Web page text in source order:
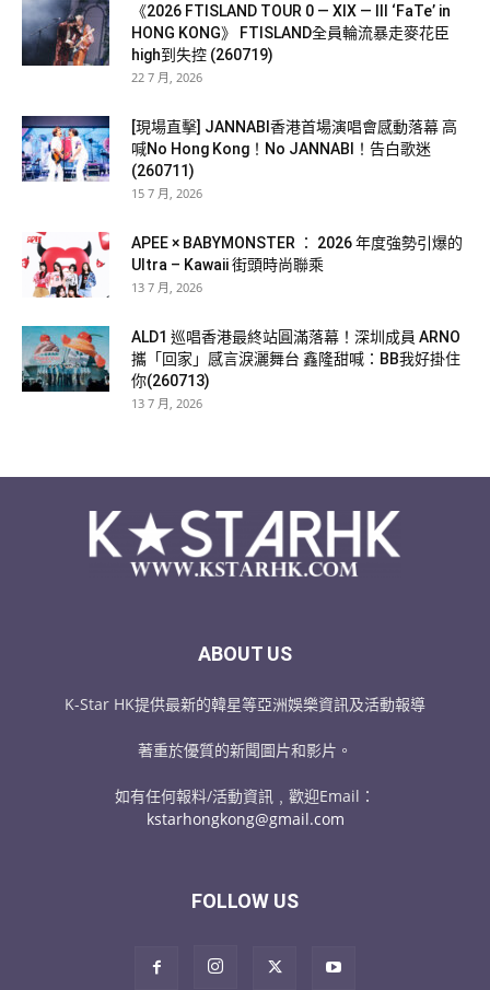
《2026 FTISLAND TOUR 0 — XIX — III ‘FaTe’ in
HONG KONG》 FTISLAND全員輪流暴走麥花臣
high到失控 (260719)
22 7 月, 2026
[現場直擊] JANNABI香港首場演唱會感動落幕 高
喊No Hong Kong！No JANNABI！告白歌迷
(260711)
15 7 月, 2026
APEE × BABYMONSTER ： 2026 年度強勢引爆的
Ultra – Kawaii 街頭時尚聯乘
13 7 月, 2026
ALD1 巡唱香港最終站圓滿落幕！深圳成員 ARNO
攜「回家」感言淚灑舞台 鑫隆甜喊：BB我好掛住
你(260713)
13 7 月, 2026
ABOUT US
K-Star HK提供最新的韓星等亞洲娛樂資訊及活動報導
著重於優質的新聞圖片和影片。
如有任何報料/活動資訊﹐歡迎Email：
kstarhongkong@gmail.com
FOLLOW US